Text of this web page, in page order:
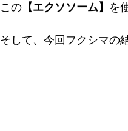
この 【エクソソーム】 を
そして、今回フクシマの